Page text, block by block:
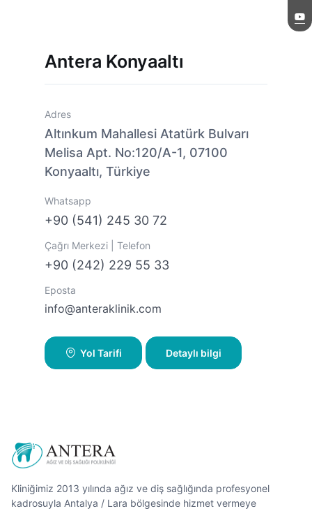
Antera Konyaaltı
Adres
Altınkum Mahallesi Atatürk Bulvarı
Melisa Apt. No:120/A-1, 07100
Konyaaltı, Türkiye
Whatsapp
+90 (541) 245 30 72
Çağrı Merkezi | Telefon
+90 (242) 229 55 33
Eposta
info@anteraklinik.com
Yol Tarifi Detaylı bilgi
Kliniğimiz 2013 yılında ağız ve diş sağlığında profesyonel
kadrosuyla Antalya / Lara bölgesinde hizmet vermeye